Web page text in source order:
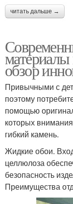
читать дальше →
материалы
обзор
Привычными с
поэтому
помощью
которых
гибкий камень.
Жидкие обои.
целлюлоза
безопасность
Преимущества